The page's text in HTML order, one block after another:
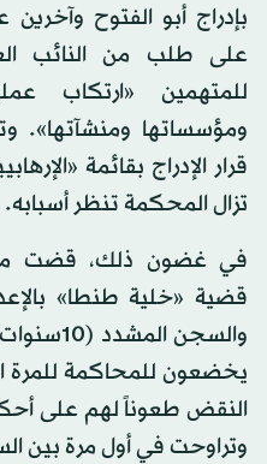
بإدراج أبو الفتوح وآخرين
على طلب من النائب
للمتهمين «ارتكاب
ومؤسساتها ومنشآتها».
قرار الإدراج بقائمة
تزال المحكمة تنظر أسبابه.
في غضون ذلك، قضت
قضية «خلية طنطا»
يخضعون للمحاكمة للمرة
النقض طعوناً لهم على
وتراوحت في أول مرة بين